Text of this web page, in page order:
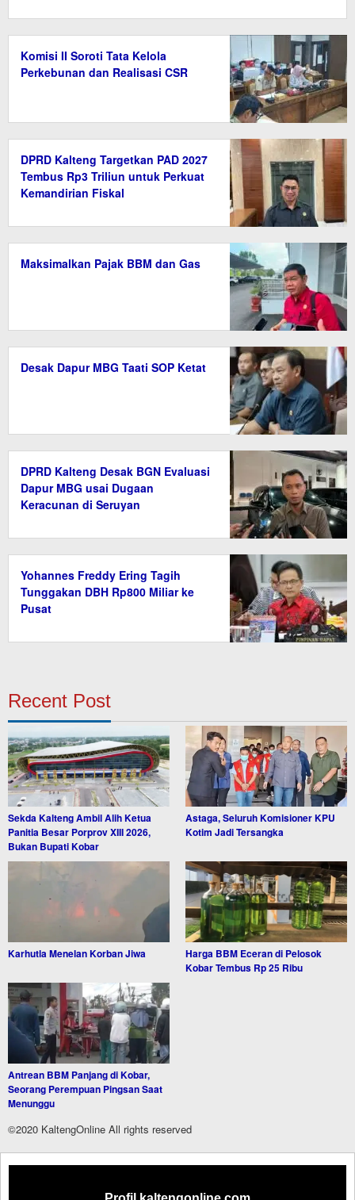
Komisi II Soroti Tata Kelola
Perkebunan dan Realisasi CSR
DPRD Kalteng Targetkan PAD 2027
Tembus Rp3 Triliun untuk Perkuat
Kemandirian Fiskal
Maksimalkan Pajak BBM dan Gas
Desak Dapur MBG Taati SOP Ketat
DPRD Kalteng Desak BGN Evaluasi
Dapur MBG usai Dugaan
Keracunan di Seruyan
Yohannes Freddy Ering Tagih
Tunggakan DBH Rp800 Miliar ke
Pusat
Recent Post
Sekda Kalteng Ambil Alih Ketua
Panitia Besar Porprov XIII 2026,
Bukan Bupati Kobar
Astaga, Seluruh Komisioner KPU
Kotim Jadi Tersangka
Karhutla Menelan Korban Jiwa
Harga BBM Eceran di Pelosok
Kobar Tembus Rp 25 Ribu
Antrean BBM Panjang di Kobar,
Seorang Perempuan Pingsan Saat
Menunggu
©2020 KaltengOnline All rights reserved